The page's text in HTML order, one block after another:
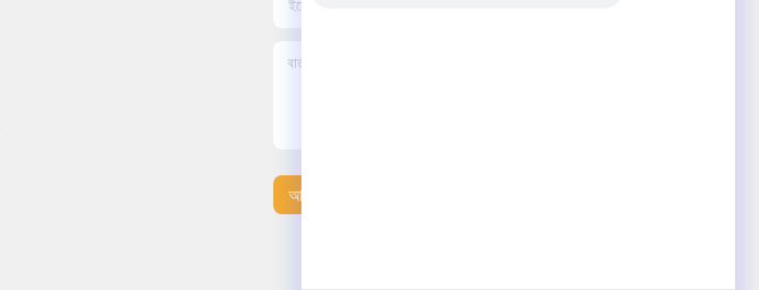
আমাদের সাথে যোগাযোগ